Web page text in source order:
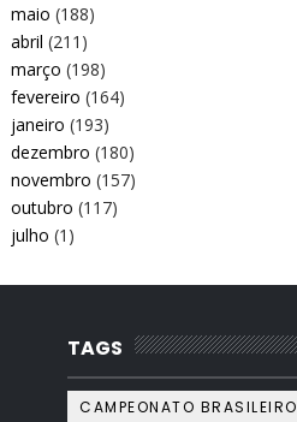
maio (188)
abril (211)
março (198)
fevereiro (164)
janeiro (193)
dezembro (180)
novembro (157)
outubro (117)
julho (1)
TAGS
CAMPEONATO BRASILEIRO